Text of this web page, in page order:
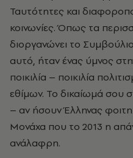
Ταυτότητες και
κοινωνίες. Όπως τα
διοργανώνει το
αυτό, ήταν ένας ύμνος
ποικιλία – ποικιλία
εθίμων. Το δικαίωμά σου
– αν ήσουν Έλληνας
Μονάχα που το 2013 η
ανάλαφρη.